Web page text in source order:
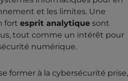
et les limites. Une
fort esprit analytique sont
tout comme un intérêt pour
numérique.
former à la cybersécurité prise,